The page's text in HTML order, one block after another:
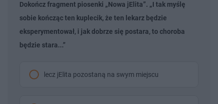
Dokończ fragment piosenki „Nowa jElita”. „I tak myślę
sobie kończąc ten kuplecik, że ten lekarz będzie
eksperymentował, i jak dobrze się postara, to choroba
będzie stara...”
lecz jElita pozostaną na swym miejscu